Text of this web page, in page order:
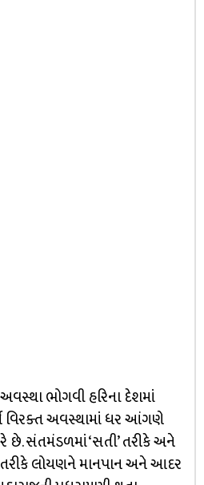
ભોગવી હરિના દેશમાં
વિરક્ત અવસ્થામાં ધર આંગણે
છે. સંતમંડળમાં ‘સતી’ તરીકે અને
તરીકે લોયણને માનપાન અને આદર